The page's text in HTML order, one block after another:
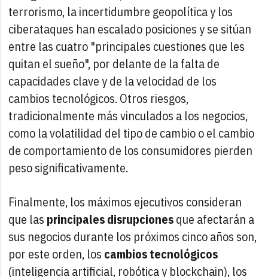
terrorismo, la incertidumbre geopolítica y los
ciberataques han escalado posiciones y se sitúan
entre las cuatro "principales cuestiones que les
quitan el sueño", por delante de la falta de
capacidades clave y de la velocidad de los
cambios tecnológicos. Otros riesgos,
tradicionalmente más vinculados a los negocios,
como la volatilidad del tipo de cambio o el cambio
de comportamiento de los consumidores pierden
peso significativamente.
Finalmente, los máximos ejecutivos consideran
que las principales disrupcionesque afectarán a
sus negocios durante los próximos cinco años son,
por este orden, los cambios tecnológicos
(inteligencia artificial, robótica y blockchain), los